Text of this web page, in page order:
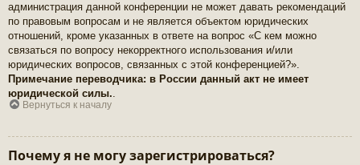
администрация данной конференции не может давать рекомендаций
по правовым вопросам и не является объектом юридических
отношений, кроме указанных в ответе на вопрос «С кем можно
связаться по вопросу некорректного использования и/или
юридических вопросов, связанных с этой конференцией?».
Примечание переводчика: в России данный акт не имеет
юридической силы..
Вернуться к началу
Почему я не могу зарегистрироваться?